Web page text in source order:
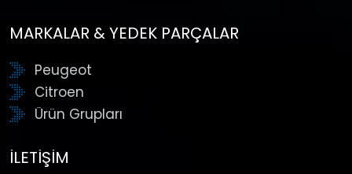
MARKALAR & YEDEK PARÇALAR
Peugeot
Citroen
Ürün Grupları
İLETIŞIM